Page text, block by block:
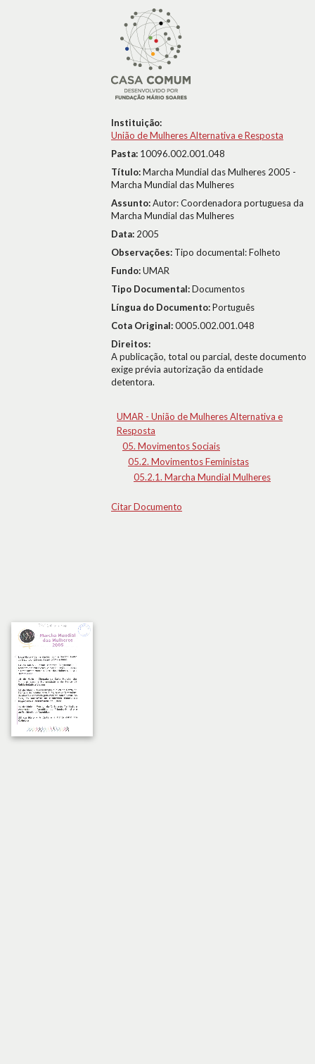
Instituição:
União de Mulheres Alternativa e Resposta
Pasta: 10096.002.001.048
Título:Marcha Mundial das Mulheres 2005 -
Marcha Mundial das Mulheres
Assunto:Autor: Coordenadora portuguesa da
Marcha Mundial das Mulheres
Data: 2005
Observações: Tipo documental: Folheto
Fundo:UMAR
Tipo Documental:Documentos
Língua do Documento:Português
Cota Original:0005.002.001.048
Direitos:
A publicação, total ou parcial, deste documento
exige prévia autorização da entidade
detentora.
UMAR - União de Mulheres Alternativa e
Resposta
05. Movimentos Sociais
05.2. Movimentos Feministas
05.2.1. Marcha Mundial Mulheres
Citar Documento